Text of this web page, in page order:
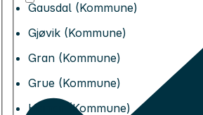
Gausdal (Kommune)
Gjøvik (Kommune)
Gran (Kommune)
Grue (Kommune)
Hamar (Kommune)